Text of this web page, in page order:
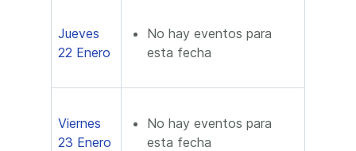
Jueves
22 Enero
No hay eventos para
esta fecha
Viernes
23 Enero
No hay eventos para
esta fecha